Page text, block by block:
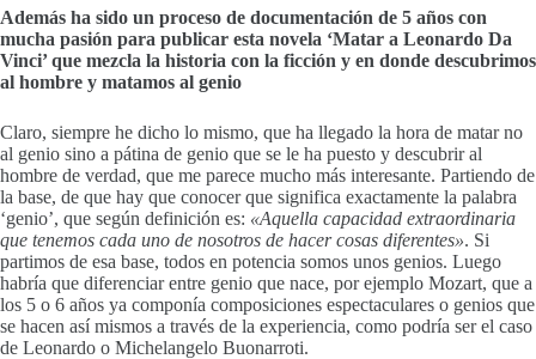
Además ha sido un proceso de documentación de 5 años con
mucha pasión para publicar esta novela ‘Matar a Leonardo Da
Vinci’ que mezcla la historia con la ficción y en donde descubrimos
al hombre y matamos al genio
Claro, siempre he dicho lo mismo, que ha llegado la hora de matar no
al genio sino a pátina de genio que se le ha puesto y descubrir al
hombre de verdad, que me parece mucho más interesante. Partiendo de
la base, de que hay que conocer que significa exactamente la palabra
‘genio’, que según definición es: «Aquella capacidad extraordinaria
que tenemos cada uno de nosotros de hacer cosas diferentes». Si
partimos de esa base, todos en potencia somos unos genios. Luego
habría que diferenciar entre genio que nace, por ejemplo Mozart, que a
los 5 o 6 años ya componía composiciones espectaculares o genios que
se hacen así mismos a través de la experiencia, como podría ser el caso
de Leonardo o Michelangelo Buonarroti.